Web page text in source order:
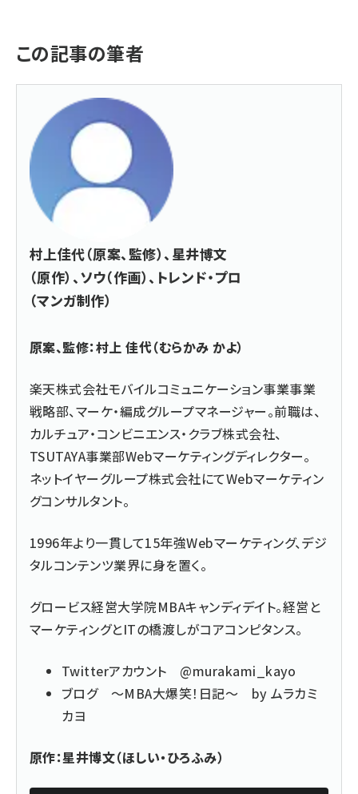
この記事の筆者
村上佳代（原案、監修）、星井博文
（原作）、ソウ（作画）、トレンド・プロ
（マンガ制作）
原案、監修：村上 佳代（むらかみ かよ）
楽天株式会社モバイルコミュニケーション事業事業
戦略部、マーケ・編成グループマネージャー。前職は、
カルチュア・コンビニエンス・クラブ株式会社、
TSUTAYA事業部Webマーケティングディレクター。
ネットイヤーグループ株式会社にてWebマーケティン
グコンサルタント。
1996年より一貫して15年強Webマーケティング、デジ
タルコンテンツ業界に身を置く。
グロービス経営大学院MBAキャンディデイト。経営と
マーケティングとITの橋渡しがコアコンピタンス。
Twitterアカウント @murakami_kayo
ブログ ～MBA大爆笑！日記～ by ムラカミ
カヨ
原作：星井博文（ほしい・ひろふみ）